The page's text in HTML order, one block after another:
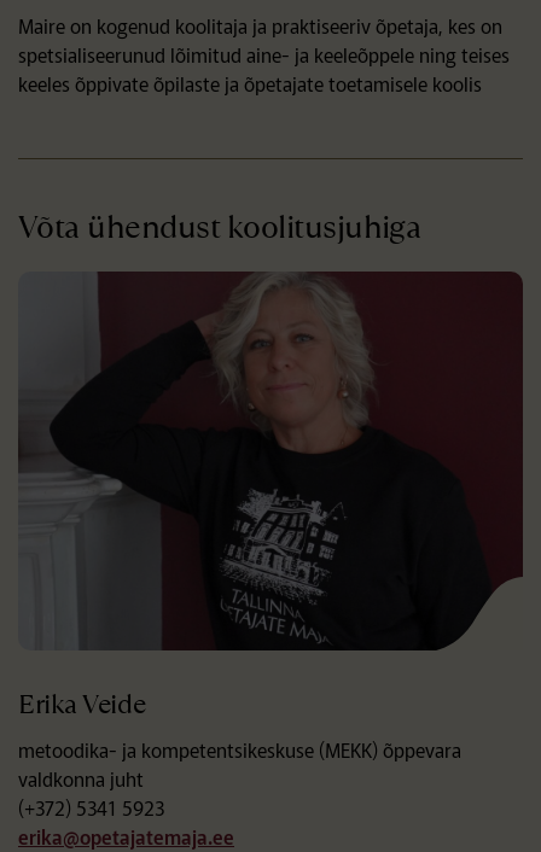
Maire on kogenud koolitaja ja praktiseeriv õpetaja, kes on
spetsialiseerunud lõimitud aine- ja keeleõppele ning teises
keeles õppivate õpilaste ja õpetajate toetamisele koolis
Võta ühendust koolitusjuhiga
Erika Veide
metoodika- ja kompetentsikeskuse (MEKK) õppevara
valdkonna juht
(+372) 5341 5923
erika@opetajatemaja.ee